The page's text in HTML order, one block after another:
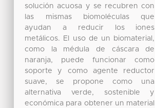
solución acuosa y se recubren con
las mismas biomoléculas que
ayudan a reducir los iones
metálicos. El uso de un biomaterial,
como la médula de cáscara de
naranja, puede funcionar como
soporte y como agente reductor
suave, se propone como una
alternativa verde, sostenible y
económica para obtener un material